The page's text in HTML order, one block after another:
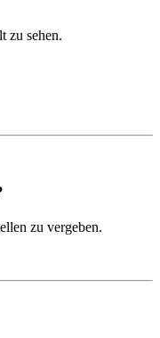
zu sehen.
zu vergeben.